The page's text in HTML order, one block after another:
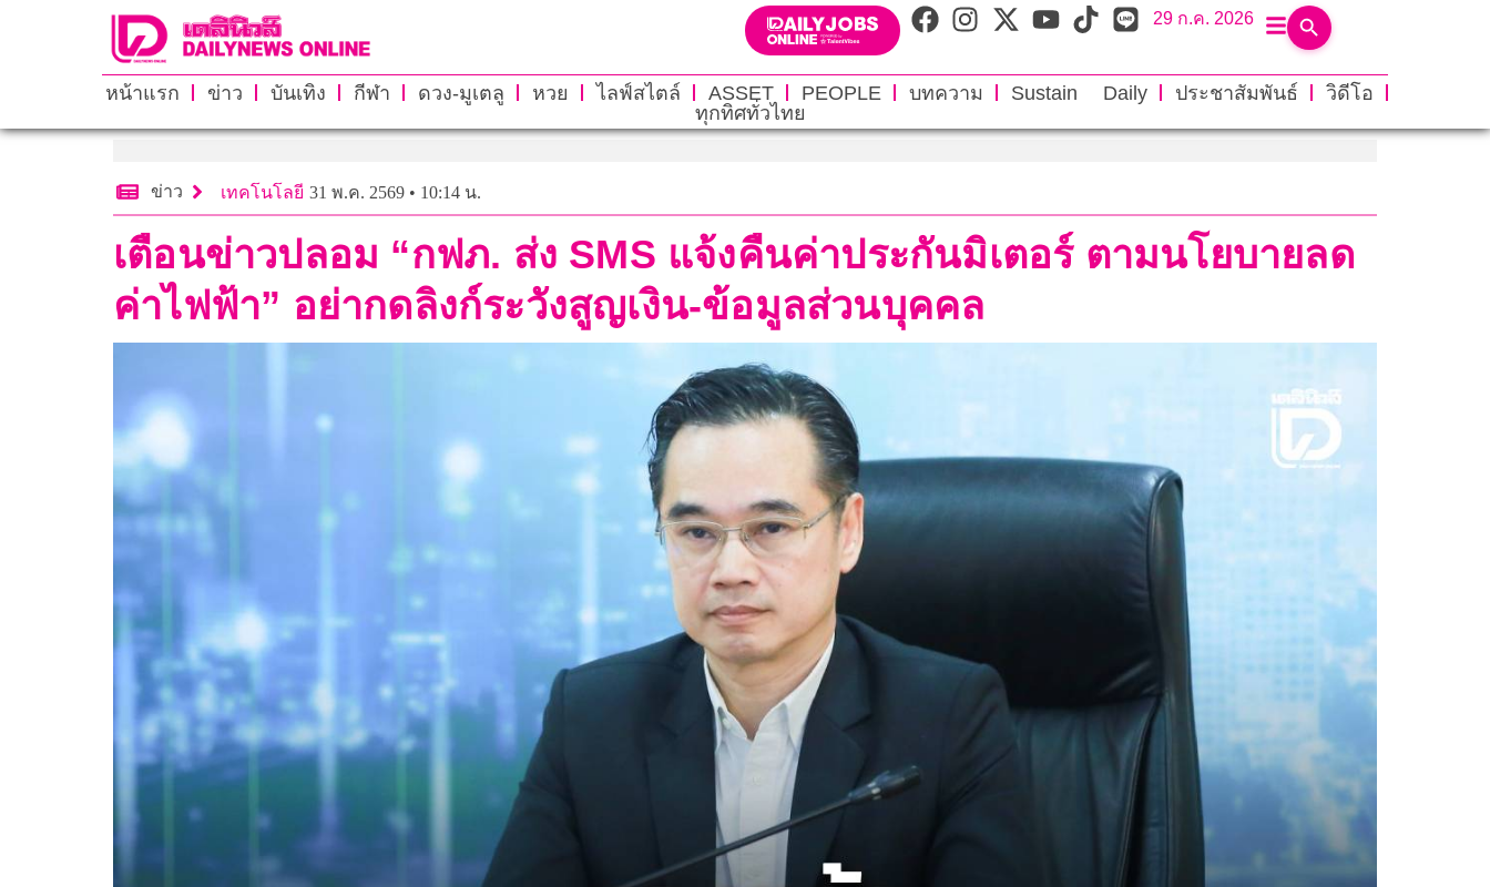
29 ก.ค. 2026
หน้าแรก ข่าว บันเทิง กีฬา ดวง-มูเตลู หวย ไลฟ์สไตล์ ASSET PEOPLE บทความ Sustain Daily ประชาสัมพันธ์
วิดีโอ
ทุกทิศทั่วไทย
ข่าว เทคโนโลยี 31 พ.ค. 2569 • 10:14 น.
เตือนข่าวปลอม “กฟภ. ส่ง SMS แจ้งคืนค่าประกันมิเตอร์ ตามนโยบายลด
ค่าไฟฟ้า” อย่ากดลิงก์ระวังสูญเงิน-ข้อมูลส่วนบุคคล